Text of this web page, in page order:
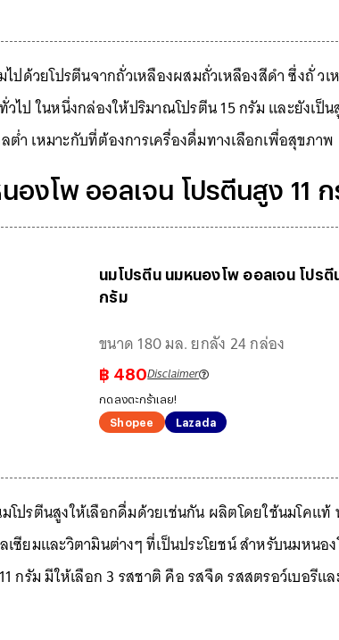
ปด้วยโปรตีนจากถั่วเหลืองผสมถั่วเหลืองสีดำ ซึ่งถั่ วเ
ไป ในหนึ่งกล่องให้ปริมาณโปรตีน 15 กรัม และยังเป็น
ต่ำ เหมาะกับที่ต้องการเครื่องดื่มทางเลือกเพื่อสุขภาพ
องโพ ออลเจน โปรตีนสูง 11
นมโปรตีน นมหนองโพ ออลเจน โปรตี
กรัม
ขนาด 180 มล. ยกลัง 24 กล่อง
฿ 480Disclaimer
กดลงตะกร้าเลย!
Shopee
Lazada
ปรตีนสูงให้เลือกดื่มด้วยเช่นกัน ผลิตโดยใช้นมโคแท้
ซียมและวิตามินต่างๆ ที่เป็นประโยชน์ สำหรับนมหนอ
กรัม มีให้เลือก 3 รสชาติ คือ รสจืด รสสตรอว์เบอรีแล